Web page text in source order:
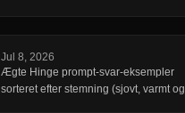
Jul 8, 2026
Ægte Hinge prompt-svar-eksempler
sorteret efter stemning (sjovt, varmt og